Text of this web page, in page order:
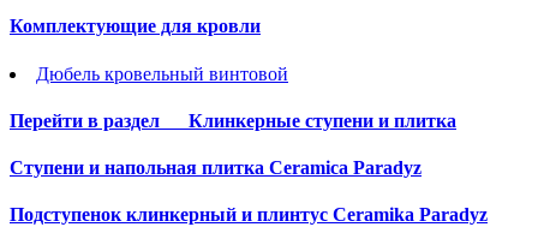
Комплектующие для кровли
Дюбель кровельный винтовой
Перейти в раздел Клинкерные ступени и плитка
Cтупени и напольная плитка Ceramica Paradyz
Подступенок клинкерный и плинтус Ceramika Paradyz